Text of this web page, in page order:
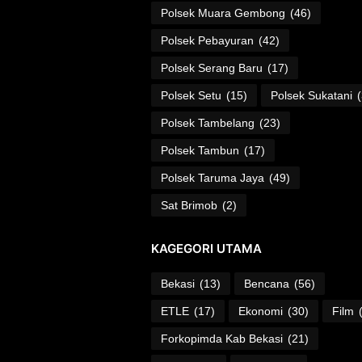
Polsek Muara Gembong (46)
Polsek Pebayuran (42)
Polsek Serang Baru (17)
Polsek Setu (15) Polsek Sukatani
Polsek Tambelang (23)
Polsek Tambun (17)
Polsek Taruma Jaya (49)
Sat Brimob (2)
KAGEGORI UTAMA
Bekasi (13) Bencana (56)
ETLE (17) Ekonomi (30) Film
Forkopimda Kab Bekasi (21)